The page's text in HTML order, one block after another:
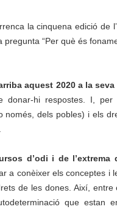
la cinquena edició de l’
“Per què és
aquest 2020 a la
donar-hi respostes. I,
només, dels pobles) i els
d’odi i de l’extrema
a conèixer els conceptes
de les dones. Així,
que estan